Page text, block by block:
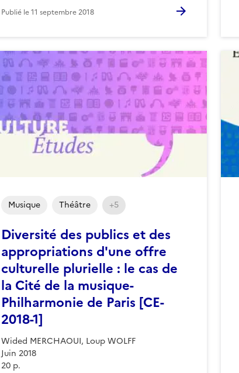
Publié le11 septembre 2018
Diversité des publics et des
appropriations d'une offre
culturelle plurielle : le cas de
la Cité de la musique-
Philharmonie de Paris [CE-
2018-1]
Wided MERCHAOUI, Loup WOLFF
Juin 2018
20 p.
Musique Théâtre +5